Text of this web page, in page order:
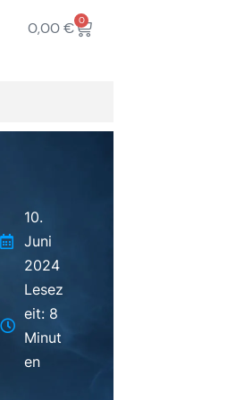
0,00€ 0
10.
Juni
2024
Lesez
eit: 8
Minut
en